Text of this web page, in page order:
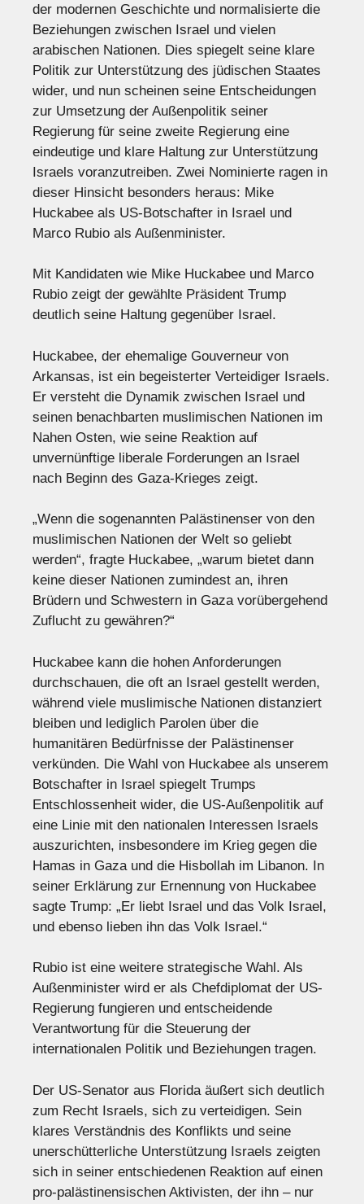
der modernen Geschichte und normalisierte die
Beziehungen zwischen Israel und vielen
arabischen Nationen. Dies spiegelt seine klare
Politik zur Unterstützung des jüdischen Staates
wider, und nun scheinen seine Entscheidungen
zur Umsetzung der Außenpolitik seiner
Regierung für seine zweite Regierung eine
eindeutige und klare Haltung zur Unterstützung
Israels voranzutreiben. Zwei Nominierte ragen in
dieser Hinsicht besonders heraus: Mike
Huckabee als US-Botschafter in Israel und
Marco Rubio als Außenminister.
Mit Kandidaten wie Mike Huckabee und Marco
Rubio zeigt der gewählte Präsident Trump
deutlich seine Haltung gegenüber Israel.
Huckabee, der ehemalige Gouverneur von
Arkansas, ist ein begeisterter Verteidiger Israels.
Er versteht die Dynamik zwischen Israel und
seinen benachbarten muslimischen Nationen im
Nahen Osten, wie seine Reaktion auf
unvernünftige liberale Forderungen an Israel
nach Beginn des Gaza-Krieges zeigt.
„Wenn die sogenannten Palästinenser von den
muslimischen Nationen der Welt so geliebt
werden“, fragte Huckabee, „warum bietet dann
keine dieser Nationen zumindest an, ihren
Brüdern und Schwestern in Gaza vorübergehend
Zuflucht zu gewähren?“
Huckabee kann die hohen Anforderungen
durchschauen, die oft an Israel gestellt werden,
während viele muslimische Nationen distanziert
bleiben und lediglich Parolen über die
humanitären Bedürfnisse der Palästinenser
verkünden. Die Wahl von Huckabee als unserem
Botschafter in Israel spiegelt Trumps
Entschlossenheit wider, die US-Außenpolitik auf
eine Linie mit den nationalen Interessen Israels
auszurichten, insbesondere im Krieg gegen die
Hamas in Gaza und die Hisbollah im Libanon. In
seiner Erklärung zur Ernennung von Huckabee
sagte Trump: „Er liebt Israel und das Volk Israel,
und ebenso lieben ihn das Volk Israel.“
Rubio ist eine weitere strategische Wahl. Als
Außenminister wird er als Chefdiplomat der US-
Regierung fungieren und entscheidende
Verantwortung für die Steuerung der
internationalen Politik und Beziehungen tragen.
Der US-Senator aus Florida äußert sich deutlich
zum Recht Israels, sich zu verteidigen. Sein
klares Verständnis des Konflikts und seine
unerschütterliche Unterstützung Israels zeigten
sich in seiner entschiedenen Reaktion auf einen
pro-palästinensischen Aktivisten, der ihn – nur